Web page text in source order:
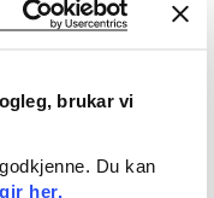
brukar vi
Du kan
her.
ved hjelp av